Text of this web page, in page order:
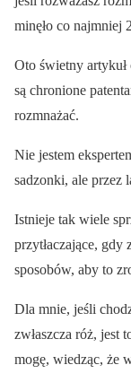
minęło co najmniej
Oto świetny
są chronione
rozmnażać.
Nie jestem
sadzonki, ale przez
Istnieje tak wiele
przytłaczające, gdy
sposobów, aby to
Dla mnie, jeśli
zwłaszcza róż, jest
mogę, wiedząc, że